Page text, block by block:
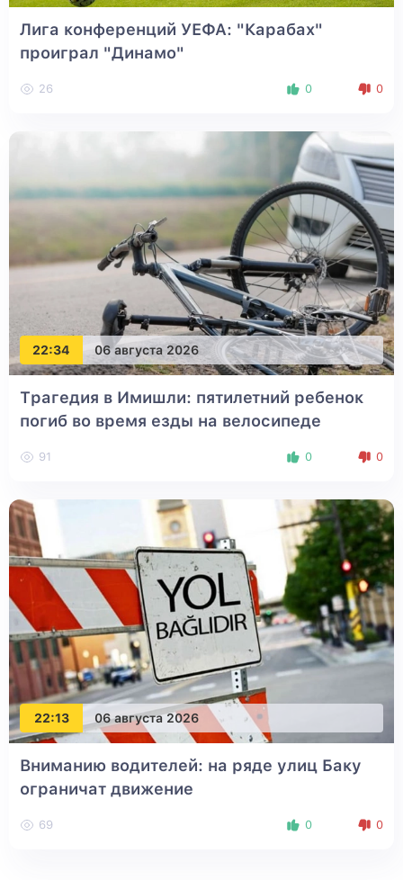
Лига конференций УЕФА: "Карабах"
проиграл "Динамо"
26 0 0
22:34 06 августа 2026
Трагедия в Имишли: пятилетний ребенок
погиб во время езды на велосипеде
91 0 0
22:13 06 августа 2026
Вниманию водителей: на ряде улиц Баку
ограничат движение
69 0 0